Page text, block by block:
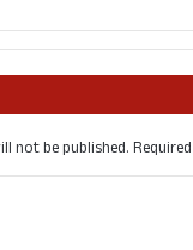
not be published.